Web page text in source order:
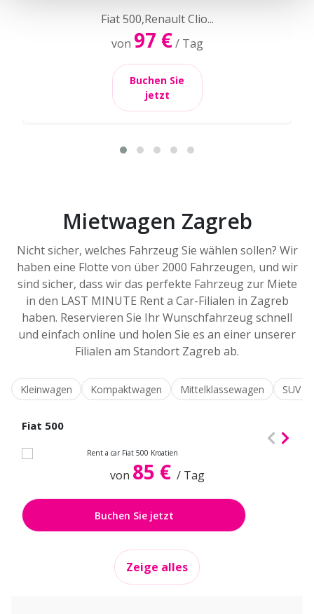
Fiat 500,Renault Clio...
von 97 € / Tag
Buchen Sie
jetzt
Mietwagen Zagreb
Nicht sicher, welches Fahrzeug Sie wählen sollen? Wir
haben eine Flotte von über 2000 Fahrzeugen, und wir
sind sicher, dass wir das perfekte Fahrzeug zur Miete
in den LAST MINUTE Rent a Car-Filialen in Zagreb
haben. Reservieren Sie Ihr Wunschfahrzeug schnell
und einfach online und holen Sie es an einer unserer
Filialen am Standort Zagreb ab.
Kleinwagen Kompaktwagen Mittelklassewagen SUV /
Fiat 500
von 85 € / Tag
Buchen Sie jetzt
Zeige alles